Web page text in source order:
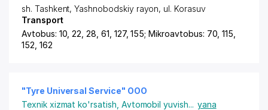
sh. Tashkent,Yashnobodskiy rayon, ul. Korasuv
Transport
Avtobus: 10, 22, 28, 61, 127, 155; Mikroavtobus: 70, 115,
152, 162
"Tyre Universal Service" OOO
Texnik xizmat ko'rsatish Avtomobil yuvish... yana